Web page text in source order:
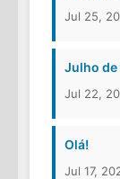
Jul 25,
Julho
Jul 22,
Olá!
Jul 17,